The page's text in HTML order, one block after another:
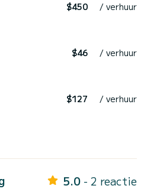
$450 / verhuur
$46 / verhuur
$127 / verhuur
5.0 - 2 reactie